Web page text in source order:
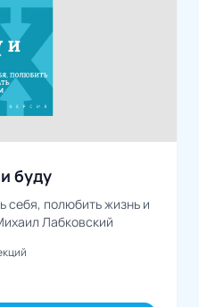
буду
себя, полюбить жизнь и
Лабковский